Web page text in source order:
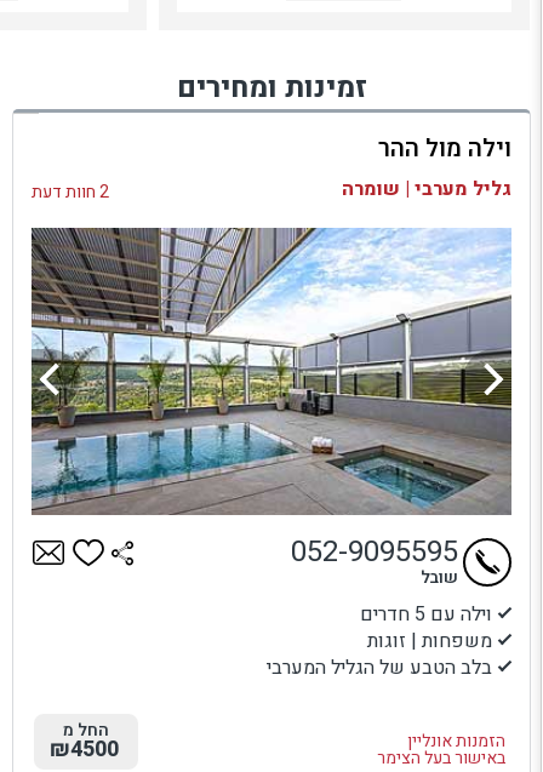
זמינות ומחירים
וילה מול ההר
גליל מערבי | שומרה 2 חוות דעת
וילה עם 5 חדרים
משפחות | זוגות
בלב הטבע של הגליל המערבי
הזמנות אונליין
באישור בעל הצימר
052-9095595
שובל
החל מ
₪4500